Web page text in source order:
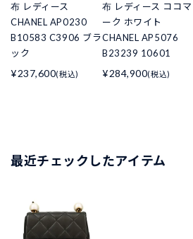
布 レディース
CHANEL AP0230
B10583 C3906 ブラ
ック
¥237,600(税込)
布 レディース ココマ
ーク ホワイト
CHANEL AP5076
B23239 10601
¥284,900(税込)
最近チェックしたアイテム